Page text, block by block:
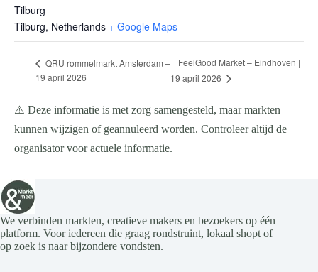
Tilburg
Tilburg, Netherlands + Google Maps
QRU rommelmarkt Amsterdam –
19 april 2026
FeelGood Market – Eindhoven |
19 april 2026
⚠️ Deze informatie is met zorg samengesteld, maar markten
kunnen wijzigen of geannuleerd worden. Controleer altijd de
organisator voor actuele informatie.
We verbinden markten, creatieve makers en bezoekers op één
platform. Voor iedereen die graag rondstruint, lokaal shopt of
op zoek is naar bijzondere vondsten.